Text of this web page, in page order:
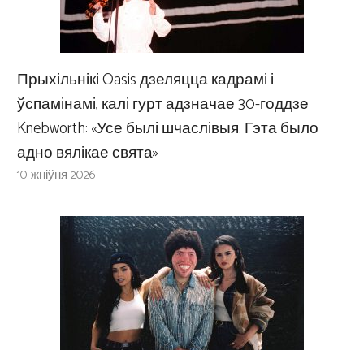
Прыхільнікі Oasis дзеляцца кадрамі і
ўспамінамі, калі гурт адзначае 30-годдзе
Knebworth: «Усе былі шчаслівыя. Гэта было
адно вялікае свята»
10 жніўня 2026